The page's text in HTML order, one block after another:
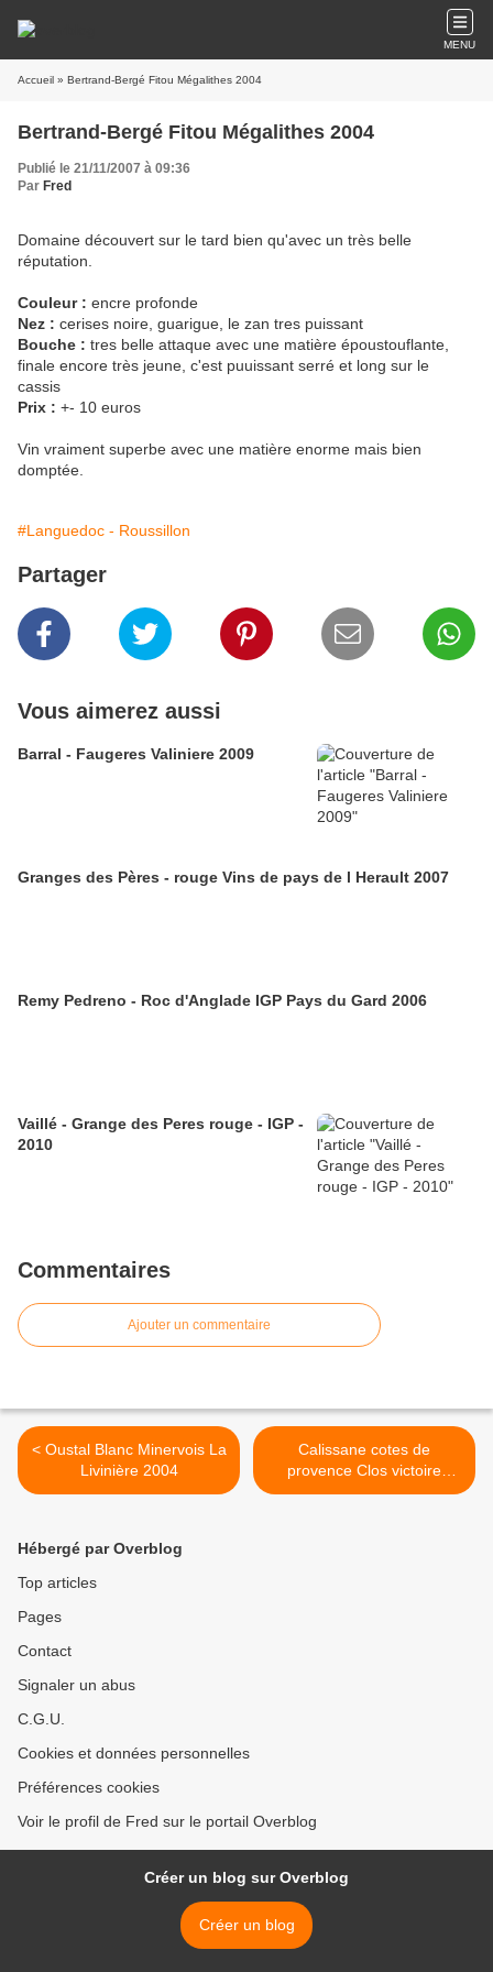
MENU
Accueil » Bertrand-Bergé Fitou Mégalithes 2004
Bertrand-Bergé Fitou Mégalithes 2004
Publié le 21/11/2007 à 09:36
Par Fred
Domaine découvert sur le tard bien qu'avec un très belle
réputation.
Couleur : encre profonde
Nez : cerises noire, guarigue, le zan tres puissant
Bouche : tres belle attaque avec une matière époustouflante,
finale encore très jeune, c'est puuissant serré et long sur le
cassis
Prix : +- 10 euros
Vin vraiment superbe avec une matière enorme mais bien
domptée.
#Languedoc - Roussillon
Partager
Vous aimerez aussi
Barral - Faugeres Valiniere 2009
Granges des Pères - rouge Vins de pays de l Herault 2007
Remy Pedreno - Roc d'Anglade IGP Pays du Gard 2006
Vaillé - Grange des Peres rouge - IGP -
2010
Commentaires
Ajouter un commentaire
< Oustal Blanc Minervois La
Livinière 2004
Calissane cotes de
provence Clos victoire
rouge 1999 >
Hébergé par Overblog
Top articles
Pages
Contact
Signaler un abus
C.G.U.
Cookies et données personnelles
Préférences cookies
Voir le profil de Fred sur le portail Overblog
Créer un blog sur Overblog
Créer un blog